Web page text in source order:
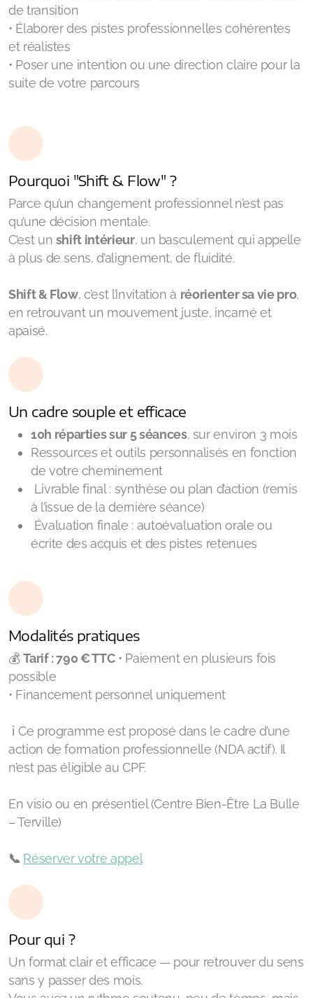
de transition
• Élaborer des pistes professionnelles cohérentes
et réalistes
• Poser une intention ou une direction claire pour la
suite de votre parcours
Pourquoi "Shift & Flow" ?
Parce qu’un changement professionnel n’est pas
qu’une décision mentale.
C’est un shift intérieur, un basculement qui appelle
à plus de sens, d’alignement, de fluidité.
Shift & Flow, c’est l’invitation à réorienter sa vie pro,
en retrouvant un mouvement juste, incarné et
apaisé.
Un cadre souple et efficace
10h réparties sur 5 séances, sur environ 3 mois
Ressources et outils personnalisés en fonction
de votre cheminement
Livrable final : synthèse ou plan d’action (remis
à l’issue de la dernière séance)
Évaluation finale : autoévaluation orale ou
écrite des acquis et des pistes retenues
Modalités pratiques
💰Tarif : 790 € TTC• Paiement en plusieurs fois
possible
• Financement personnel uniquement
ℹ️ Ce programme est proposé dans le cadre d’une
action de formation professionnelle (NDA actif). Il
n’est pas éligible au CPF.
En visio ou en présentiel (Centre Bien-Être La Bulle
– Terville)
📞 Réserver votre appel
Pour qui ?
Un format clair et efficace — pour retrouver du sens
sans y passer des mois.